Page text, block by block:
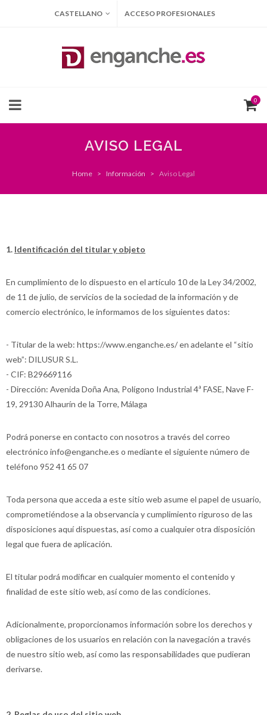
CASTELLANO ACCESO PROFESIONALES
0
AVISO LEGAL
Home Información Aviso Legal
1. Identificación del titular y objeto
En cumplimiento de lo dispuesto en el artículo 10 de la Ley 34/2002,
de 11 de julio, de servicios de la sociedad de la información y de
comercio electrónico, le informamos de los siguientes datos:
- Titular de la web: https://www.enganche.es/ en adelante el “sitio
web”: DILUSUR S.L.
- CIF: B29669116
- Dirección: Avenida Doña Ana, Polígono Industrial 4ª FASE, Nave F-
19, 29130 Alhaurín de la Torre, Málaga
Podrá ponerse en contacto con nosotros a través del correo
electrónico info@enganche.es o mediante el siguiente número de
teléfono 952 41 65 07
Toda persona que acceda a este sitio web asume el papel de usuario,
comprometiéndose a la observancia y cumplimiento riguroso de las
disposiciones aquí dispuestas, así como a cualquier otra disposición
legal que fuera de aplicación.
El titular podrá modificar en cualquier momento el contenido y
finalidad de este sitio web, así como de las condiciones.
Adicionalmente, proporcionamos información sobre los derechos y
obligaciones de los usuarios en relación con la navegación a través
de nuestro sitio web, así como las responsabilidades que pudieran
derivarse.